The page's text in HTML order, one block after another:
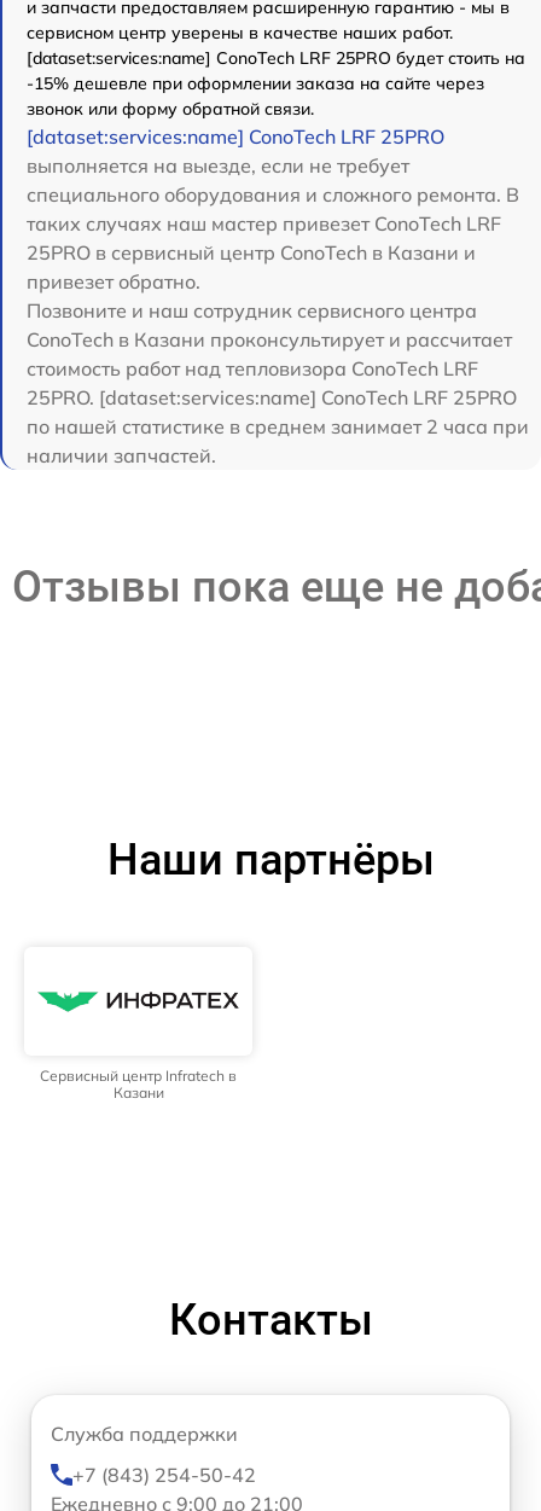
и запчасти предоставляем расширенную гарантию - мы в
сервисном центр уверены в качестве наших работ.
[dataset:services:name] ConoTech LRF 25PRO будет стоить на
-15% дешевле при оформлении заказа на сайте через
звонок или форму обратной связи.
[dataset:services:name] ConoTech LRF 25PRO
выполняется на выезде, если не требует
специального оборудования и сложного ремонта. В
таких случаях наш мастер привезет ConoTech LRF
25PRO в сервисный центр ConoTech в Казани и
привезет обратно.
Позвоните и наш сотрудник сервисного центра
ConoTech в Казани проконсультирует и рассчитает
стоимость работ над тепловизора ConoTech LRF
25PRO. [dataset:services:name] ConoTech LRF 25PRO
по нашей статистике в среднем занимает 2 часа при
наличии запчастей.
Отзывы пока еще не
Наши партнёры
Сервисный центр Infratech в
Казани
Контакты
Служба поддержки
+7 (843) 254-50-42
Ежедневно с 9:00 до 21:00